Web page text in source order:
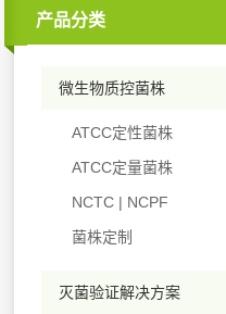
产品分类
微生物质控菌株
ATCC定性菌株
ATCC定量菌株
NCTC | NCPF
菌株定制
灭菌验证解决方案